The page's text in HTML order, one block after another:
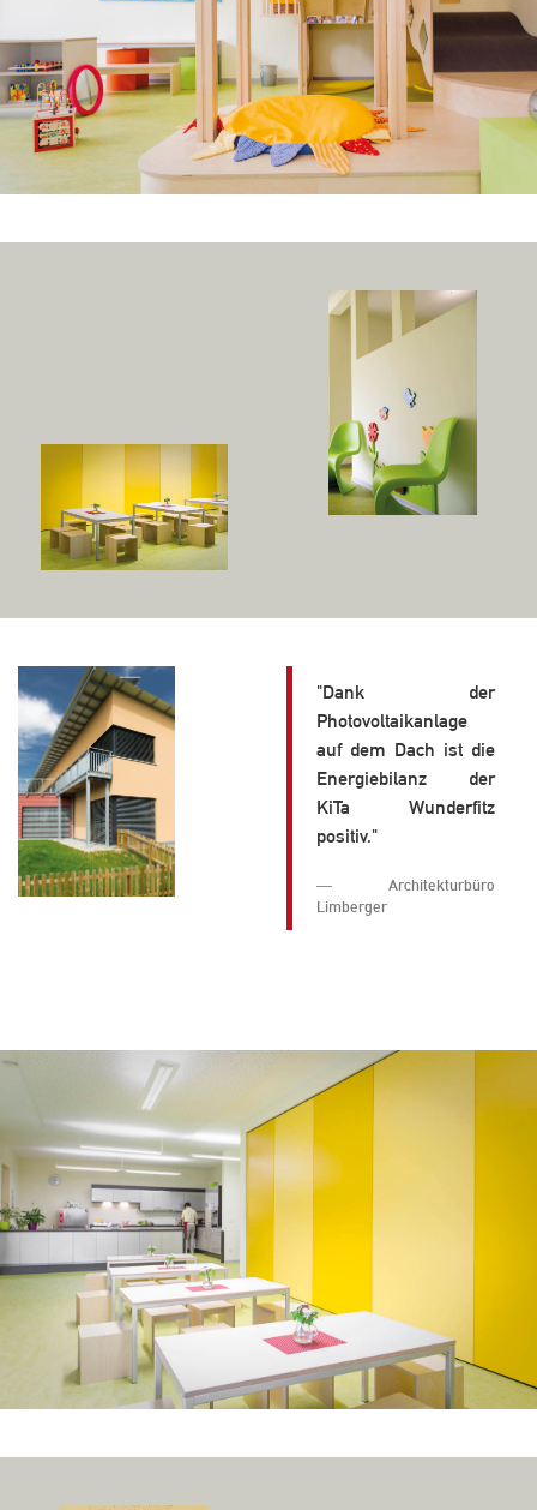
"Dank der
Photovoltaikanlage
auf dem Dach ist die
Energiebilanz der
KiTa Wunderfitz
positiv."
Architekturbüro
Limberger